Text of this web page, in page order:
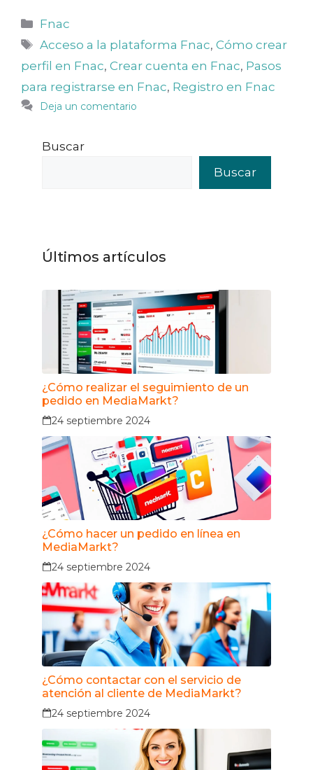
Categorías
Fnac
Etiquetas
Acceso a la plataforma Fnac,Cómo crear
perfil en Fnac, Crear cuenta en Fnac, Pasos
para registrarse en Fnac, Registro en Fnac
Deja un comentario
Buscar
Buscar
Últimos artículos
¿Cómo realizar el seguimiento de un
pedido en MediaMarkt?
24 septiembre 2024
¿Cómo hacer un pedido en línea en
MediaMarkt?
24 septiembre 2024
¿Cómo contactar con el servicio de
atención al cliente de MediaMarkt?
24 septiembre 2024